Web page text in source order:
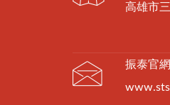
高雄市
振泰官